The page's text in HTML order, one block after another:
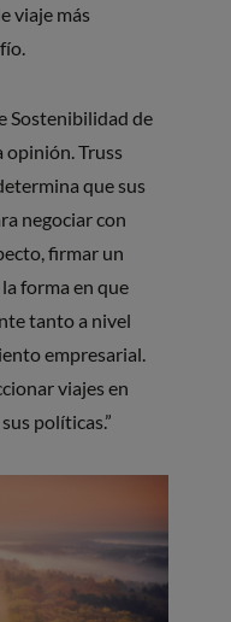
viaje más
Sostenibilidad de
opinión. Truss
que sus
negociar con
firmar un
forma en que
tanto a nivel
empresarial.
viajes en
políticas.”